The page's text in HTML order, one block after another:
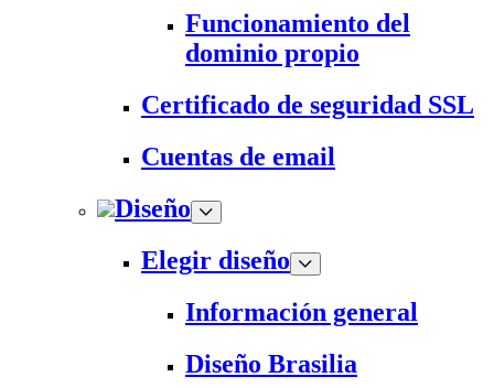
Funcionamiento del
dominio propio
Certificado de seguridad SSL
Cuentas de email
Diseño
Elegir diseño
Información general
Diseño Brasilia